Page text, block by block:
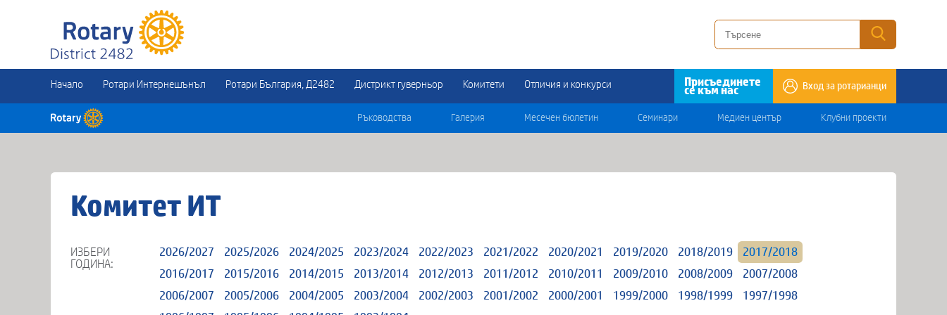
Начало Ротари Интернешънъл Ротари България, Д2482 Дистрикт гуверньор Комитети Отличия и конкурси Присъединете
се към нас Вход за ротарианци
Ръководства Галерия Месечен бюлетин Семинари Медиен център Клубни проекти
Комитет ИТ
ИЗБЕРИ
ГОДИНА:
2026/2027 2025/2026 2024/2025 2023/2024 2022/2023 2021/2022 2020/2021 2019/2020 2018/2019
2017/2018
2016/2017
2015/2016 2014/2015 2013/2014 2012/2013 2011/2012 2010/2011 2009/2010 2008/2009
2007/2008
2006/2007
2005/2006 2004/2005 2003/2004 2002/2003 2001/2002 2000/2001 1999/2000 1998/1999
1997/1998